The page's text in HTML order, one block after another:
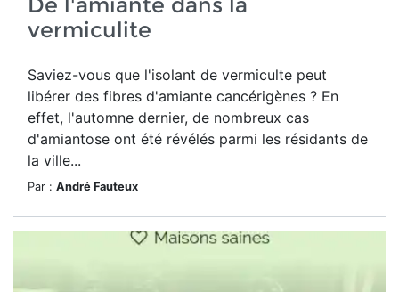
vermiculite
Saviez-vous que l'isolant de vermiculte peut
libérer des fibres d'amiante cancérigènes ? En
effet, l'automne dernier, de nombreux cas
d'amiantose ont été révélés parmi les résidants de
la ville...
Par : André Fauteux